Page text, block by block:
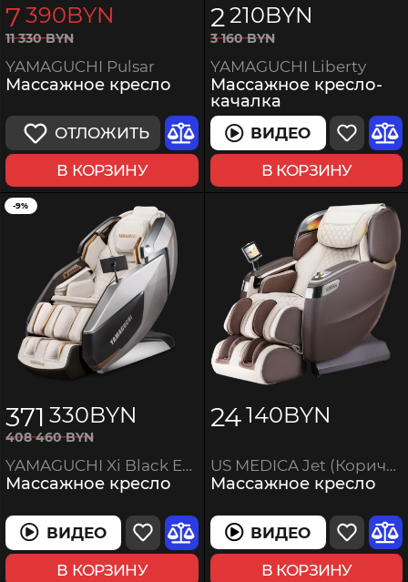
7 390BYN
11 330BYN
YAMAGUCHI Pulsar
Массажное кресло
ОТЛОЖИТЬ
В КОРЗИНУ
2 210BYN
3 160BYN
YAMAGUCHI Liberty
Массажное кресло-
качалка
ВИДЕО
В КОРЗИНУ
-9%
371 330BYN
408 460BYN
YAMAGUCHI Xi Black Edition
Массажное кресло
ВИДЕО
В КОРЗИНУ
24 140BYN
US MEDICA Jet (Коричневое)
Массажное кресло
ВИДЕО
В КОРЗИНУ